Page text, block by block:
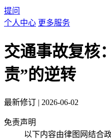
提问
个人中心 更多服务
交通事故复核
责”的逆转
最新修订 | 2026-06-02
免责声明
以下内容由律图网结合